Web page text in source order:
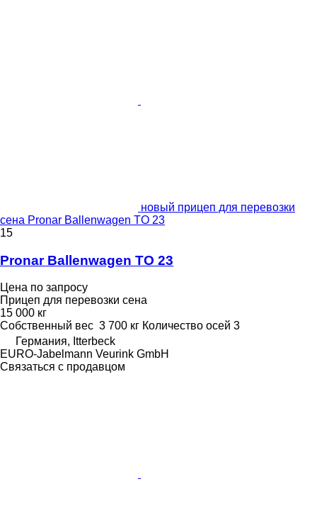
новый прицеп для перевозки
сена Pronar Ballenwagen TO 23
15
Pronar Ballenwagen TO 23
Цена по запросу
Прицеп для перевозки сена
15 000 кг
Собственный вес 3 700 кг Количество осей 3
Германия, Itterbeck
EURO-Jabelmann Veurink GmbH
Связаться с продавцом